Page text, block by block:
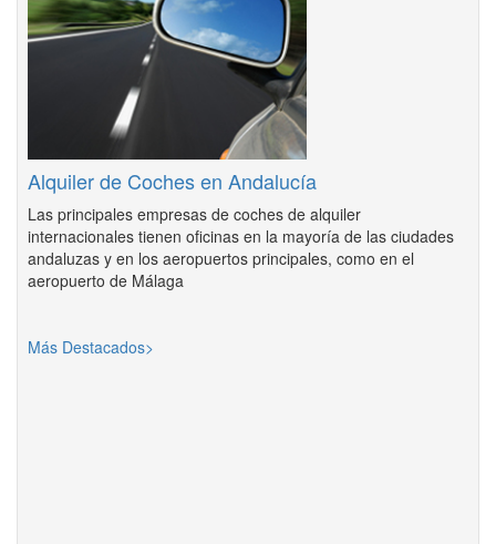
Alquiler de Coches en Andalucía
Las principales empresas de coches de alquiler
internacionales tienen oficinas en la mayoría de las ciudades
andaluzas y en los aeropuertos principales, como en el
aeropuerto de Málaga
Más Destacados>